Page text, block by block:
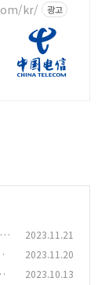
kr/ 광고
2023.11.21
2023.11.20
2023.10.13